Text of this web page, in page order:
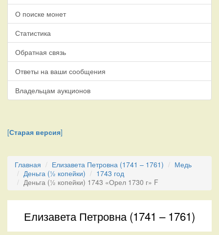
О поиске монет
Статистика
Обратная связь
Ответы на ваши сообщения
Владельцам аукционов
[Старая версия]
Главная Елизавета Петровна (1741 – 1761)
Медь
Деньга (½ копейки)
1743 год
Деньга (½ копейки) 1743 «Орел 1730 г» F
Елизавета Петровна (1741 – 1761)